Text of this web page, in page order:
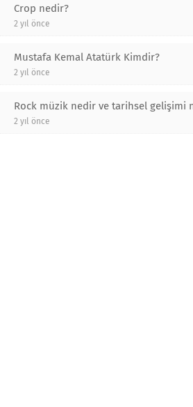
Crop nedir?
2 yıl önce
Mustafa Kemal Atatürk Kimdir?
2 yıl önce
Rock müzik nedir ve tarihsel gelişimi
2 yıl önce